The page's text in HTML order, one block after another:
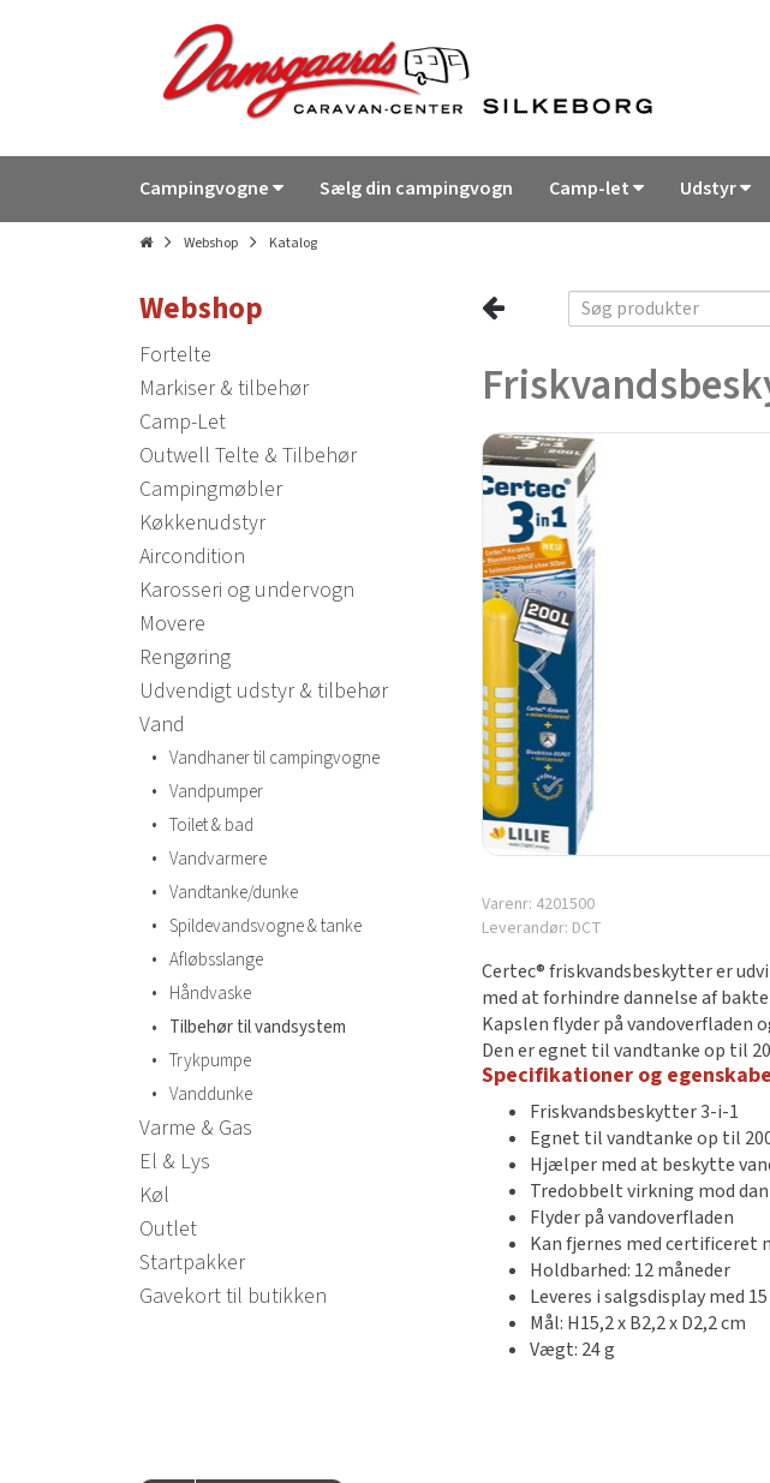
Campingvogne Sælg din campingvogn Camp-let Udstyr
Webshop Katalog
Webshop
Fortelte
Markiser & tilbehør
Camp-Let
Outwell Telte & Tilbehør
Campingmøbler
Køkkenudstyr
Aircondition
Karosseri og undervogn
Movere
Rengøring
Udvendigt udstyr & tilbehør
Vand
• Vandhaner til campingvogne
• Vandpumper
• Toilet & bad
• Vandvarmere
• Vandtanke/dunke
• Spildevandsvogne & tanke
• Afløbsslange
• Håndvaske
• Tilbehør til vandsystem
• Trykpumpe
• Vanddunke
Varme & Gas
El & Lys
Køl
Outlet
Startpakker
Gavekort til butikken
Varenr: 4201500
Leverandør: DCT
Certec® friskvandsbeskytter er
med at forhindre dannelse af
Kapslen flyder på vandoverfladen
Den er egnet til vandtanke op til
Specifikationer og
Friskvandsbeskytter 3-i-1
Egnet til vandtanke op til
Hjælper med at beskytte
Tredobbelt virkning mod
Flyder på vandoverfladen
Kan fjernes med certificeret
Holdbarhed: 12 måneder
Leveres i salgsdisplay med
Mål: H15,2 x B2,2 x D2,2 cm
Vægt: 24 g